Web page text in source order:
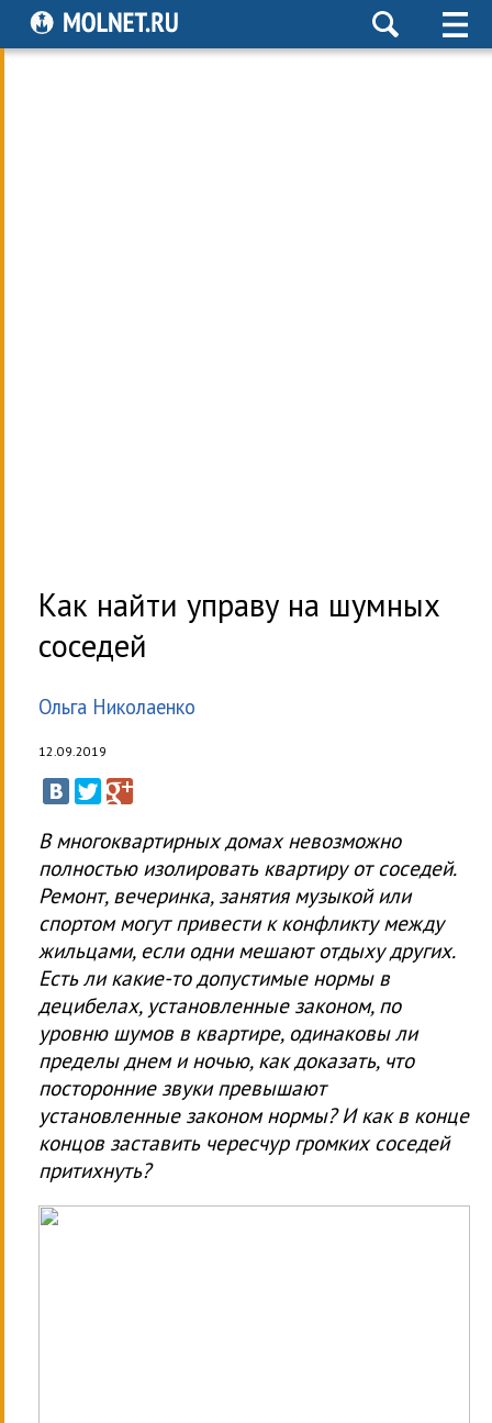
Как найти управу на шумных
соседей
Ольга Николаенко
12.09.2019
В многоквартирных домах невозможно
полностью изолировать квартиру от соседей.
Ремонт, вечеринка, занятия музыкой или
спортом могут привести к конфликту между
жильцами, если одни мешают отдыху других.
Есть ли какие-то допустимые нормы в
децибелах, установленные законом, по
уровню шумов в квартире, одинаковы ли
пределы днем и ночью, как доказать, что
посторонние звуки превышают
установленные законом нормы? И как в конце
концов заставить чересчур громких соседей
притихнуть?